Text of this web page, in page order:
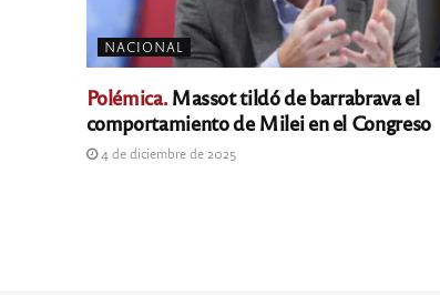
NACIONAL
Polémica.Massot tildó de barrabrava el
comportamiento de Milei en el Congreso
4 de diciembre de 2025